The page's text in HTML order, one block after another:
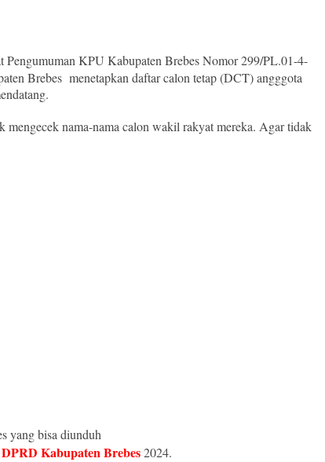
Pengumuman KPU Kabupaten Brebes Nomor 299/PL.01-4-
Brebes menetapkan daftar calon tetap (DCT) angggota
nama-nama calon wakil rakyat mereka. Agar tidak
yang bisa diunduh
Kabupaten Brebes2024.